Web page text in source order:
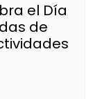
el Día
de